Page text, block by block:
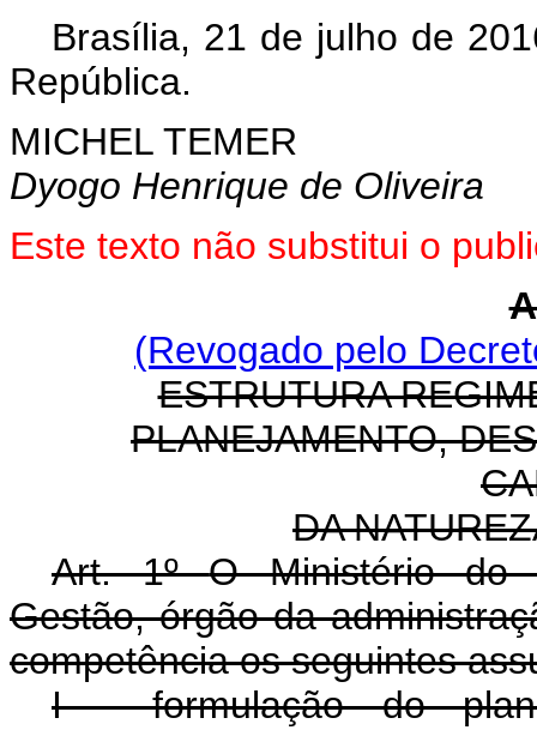
Brasília, 21 de julho de
República.
MICHEL TEMER
Dyogo Henrique de Oliveira
Este texto não substitui o
(Revogado pelo
ESTRUTURA
PLANEJAMENTO,
DA
Art. 1ºO Ministério do
Gestão, órgão da
competência os seguintes
I - formulação do